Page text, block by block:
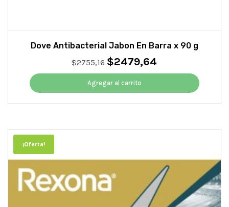
Dove Antibacterial Jabon En Barra x 90 g
$2755,16 El
precio
original
era:
$2755,16.
$2479,64
precio
es:
$2479,64.
Agregar al carrito
¡Oferta!